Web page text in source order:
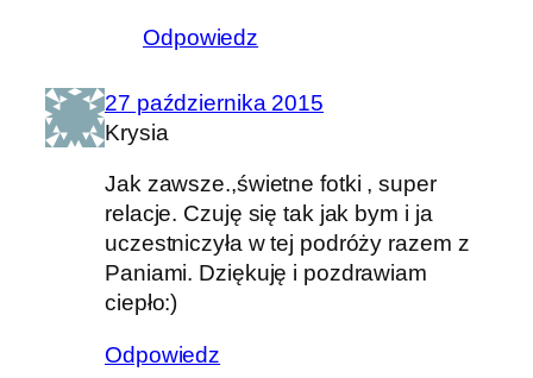
Odpowiedz
27 października 2015
Krysia
Jak zawsze.,świetne fotki , super
relacje. Czuję się tak jak bym i ja
uczestniczyła w tej podróży razem z
Paniami. Dziękuję i pozdrawiam
ciepło:)
Odpowiedz